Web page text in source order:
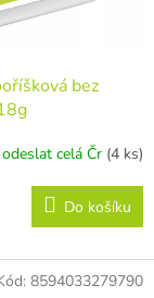
bez
celá Čr (4 ks)
Do košíku
8594033279790